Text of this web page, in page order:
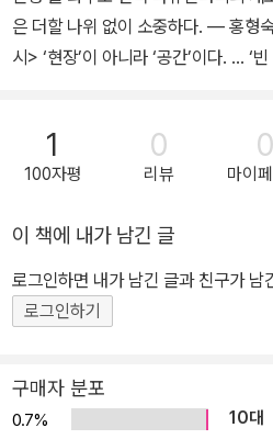
은 더할 나위 없이 소중하다. ― 홍형
시> ‘현장’이 아니라 ‘공간’이다. … ‘빈 틈,’ 그 사이 공간에서 새로운
가장 큰 성과는 한국적 특수성을 포
담론적 확장성과 미학적 실험성을 부
다. ― 남수영 / 한예종 영상원 교수, 『
간’에 주목하다 오늘날 현대 영화에서
라기보다는 인물과 사건을 모두 응축
민에 따르면 그간 한국 다큐멘터리 영
는 거의 전무하였다. 그 이유에 대해
건을 기록하고 알려 내는 특성에 초점
다. 저자가 참조하는 ‘공간의 철학자’ 앙리 르페브르에 따르면 공간은
1
100자평
0
리뷰
0
마이
이 책에 내가 남긴 글
로그인하면 내가 남긴 글과 친구가 남
로그인하기
구매자 분포
0.7% 10대